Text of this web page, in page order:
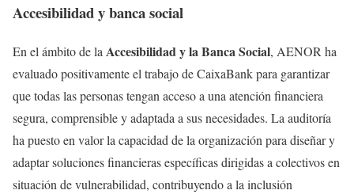
Accesibilidad y banca social
En el ámbito de la Accesibilidad y la Banca Social, AENOR ha
evaluado positivamente el trabajo de CaixaBank para garantizar
que todas las personas tengan acceso a una atención financiera
segura, comprensible y adaptada a sus necesidades. La auditoría
ha puesto en valor la capacidad de la organización para diseñar y
adaptar soluciones financieras específicas dirigidas a colectivos en
situación de vulnerabilidad, contribuyendo a la inclusión